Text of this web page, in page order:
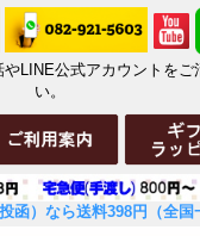
LINE公式アカウントをご
い。
函）なら送料398円（全国